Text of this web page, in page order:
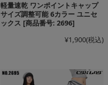
軽量速乾 ワンポイントキャップ
サイズ調整可能 6カラー ユニセ
ックス [商品番号: 2696]
¥1,900(税込)